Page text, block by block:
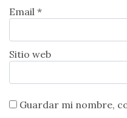
Email *
Sitio web
Guardar mi nombre,